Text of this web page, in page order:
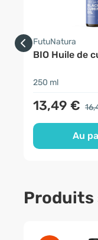
FutuNatura
BIO Huile de
250 ml
13,49 €
Au
Produits